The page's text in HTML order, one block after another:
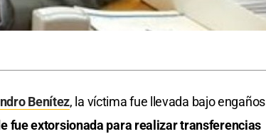
Benítez, la víctima fue llevada bajo engaños
fue extorsionada para realizar transferencias